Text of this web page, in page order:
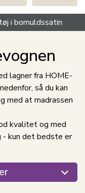
i bomuldssatin
lagner fra HOME-
så du kan
med at madrassen
kvalitet og med
- kun det bedste er